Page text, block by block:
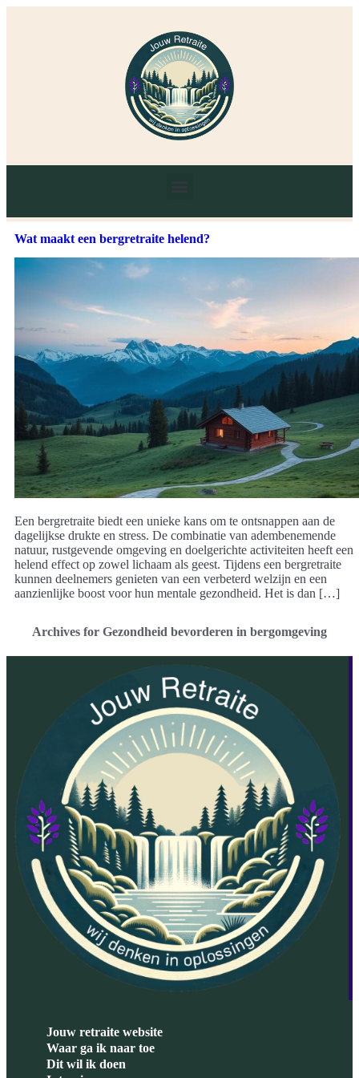
Wat maakt een bergretraite helend?
Een bergretraite biedt een unieke kans om te ontsnappen aan de
dagelijkse drukte en stress. De combinatie van adembenemende
natuur, rustgevende omgeving en doelgerichte activiteiten heeft een
helend effect op zowel lichaam als geest. Tijdens een bergretraite
kunnen deelnemers genieten van een verbeterd welzijn en een
aanzienlijke boost voor hun mentale gezondheid. Het is dan […]
Archives for Gezondheid bevorderen in bergomgeving
Jouw retraite website
Waar ga ik naar toe
Dit wil ik doen